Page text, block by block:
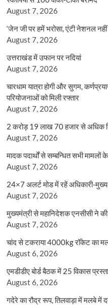
August 7, 2026
‘जेन जी पर हमें भरोसा, एंटी नेशनल
August 7, 2026
उत्तराखंड में उफान पर नदियां
August 7, 2026
चारधाम यात्रा होगी और सुगम,
परियोजनाओं को मिली रफ्तार
August 7, 2026
2 करोड़ 19 लाख 70 हजार से
August 7, 2026
मादक पदार्थों से सम्बन्धित सभी मामलों
August 7, 2026
24×7 अलर्ट मोड में रहें अधिकारी-
August 7, 2026
मुख्यमंत्री से महानिदेशक एनसीसी ने की
August 7, 2026
चांद से टकराया 4000kg रॉकेट का
August 6, 2026
एमडीडीए बोर्ड बैठक में 25 विकास
August 6, 2026
गदेरे का रौद्र रूप, तिलवाड़ा में मलबे में